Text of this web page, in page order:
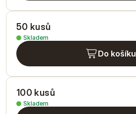
50 kusů
Skladem
Do košíku
100 kusů
Skladem